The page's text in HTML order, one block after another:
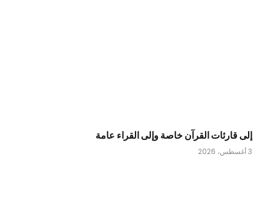
إلى قارئات القرآن خاصة وإلى القراء عامة
3 أغسطس، 2026